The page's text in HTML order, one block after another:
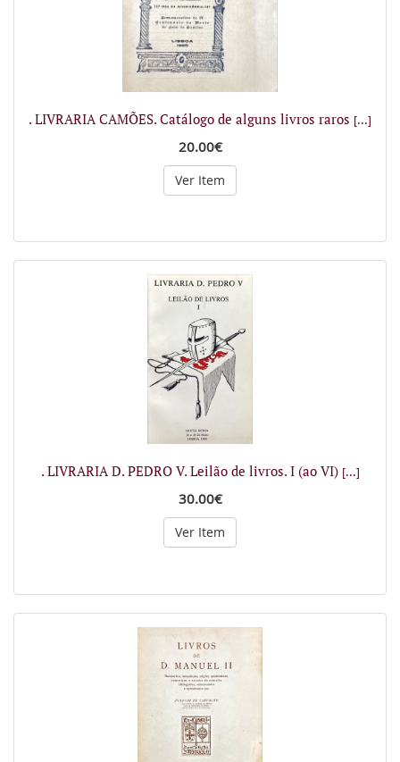
. LIVRARIA CAMÕES. Catálogo de alguns livros raros [...]
20.00€
Ver Item
. LIVRARIA D. PEDRO V. Leilão de livros. I (ao VI) [...]
30.00€
Ver Item